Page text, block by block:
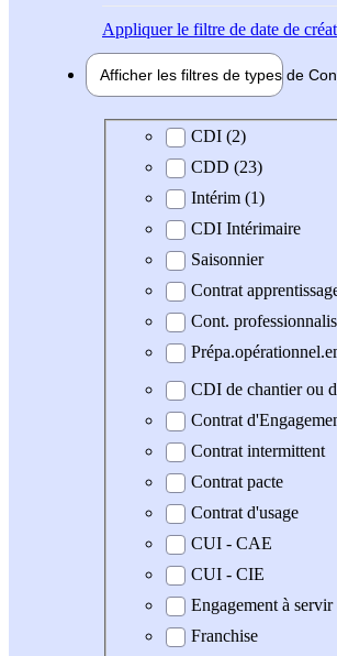
Appliquerle filtre de date de
Afficher les filtres de types de
Type de contrat
CDI (2)
CDD (23)
Intérim (1)
CDI Intérimaire
Saisonnier
Contrat
Cont.
CDI de chantier ou
Contrat
Contrat intermittent
Contrat pacte
Contrat d'usage
CUI - CAE
CUI - CIE
Engagement à servir
Franchise